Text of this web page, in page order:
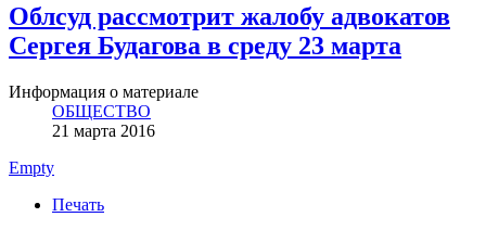
Облсуд рассмотрит жалобу адвокатов
Сергея Будагова в среду 23 марта
Информация о материале
ОБЩЕСТВО
21 марта 2016
Empty
Печать